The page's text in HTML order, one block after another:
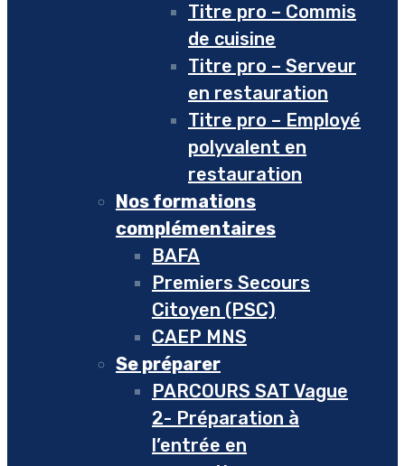
Titre pro – Commis
de cuisine
Titre pro – Serveur
en restauration
Titre pro – Employé
polyvalent en
restauration
Nos formations
complémentaires
BAFA
Premiers Secours
Citoyen (PSC)
CAEP MNS
Se préparer
PARCOURS SAT Vague
2- Préparation à
l’entrée en